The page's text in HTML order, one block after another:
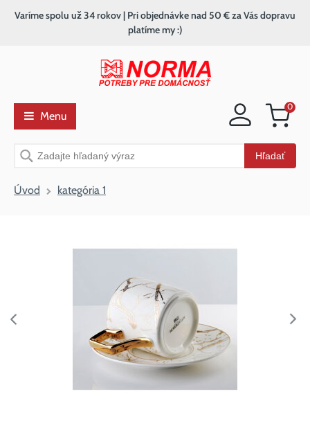
Nákupný
0
Vyhľadávanie Hľadať
Varíme spolu už 34 rokov | Pri objednávke nad 50 € za Vás dopravu
platíme my :)
Menu
Úvod kategória 1